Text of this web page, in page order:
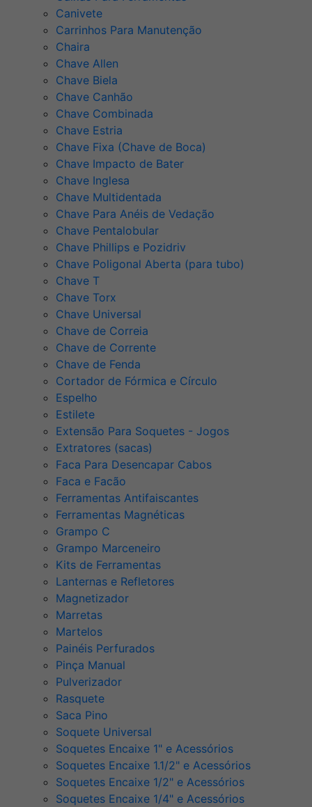
Canivete
Carrinhos Para Manutenção
Chaira
Chave Allen
Chave Biela
Chave Canhão
Chave Combinada
Chave Estria
Chave Fixa (Chave de Boca)
Chave Impacto de Bater
Chave Inglesa
Chave Multidentada
Chave Para Anéis de Vedação
Chave Pentalobular
Chave Phillips e Pozidriv
Chave Poligonal Aberta (para tubo)
Chave T
Chave Torx
Chave Universal
Chave de Correia
Chave de Corrente
Chave de Fenda
Cortador de Fórmica e Círculo
Espelho
Estilete
Extensão Para Soquetes - Jogos
Extratores (sacas)
Faca Para Desencapar Cabos
Faca e Facão
Ferramentas Antifaiscantes
Ferramentas Magnéticas
Grampo C
Grampo Marceneiro
Kits de Ferramentas
Lanternas e Refletores
Magnetizador
Marretas
Martelos
Painéis Perfurados
Pinça Manual
Pulverizador
Rasquete
Saca Pino
Soquete Universal
Soquetes Encaixe 1" e Acessórios
Soquetes Encaixe 1.1/2" e Acessórios
Soquetes Encaixe 1/2" e Acessórios
Soquetes Encaixe 1/4" e Acessórios